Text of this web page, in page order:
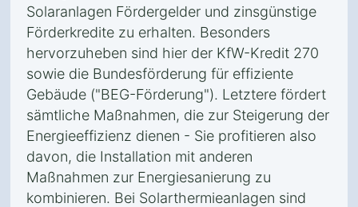
Solaranlagen Fördergelder und zinsgünstige
Förderkredite zu erhalten. Besonders
hervorzuheben sind hier der KfW-Kredit 270
sowie die Bundesförderung für effiziente
Gebäude ("BEG-Förderung"). Letztere fördert
sämtliche Maßnahmen, die zur Steigerung der
Energieeffizienz dienen - Sie profitieren also
davon, die Installation mit anderen
Maßnahmen zur Energiesanierung zu
kombinieren. Bei Solarthermieanlagen sind